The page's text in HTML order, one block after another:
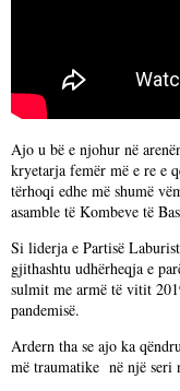
Ajo u bë e njohur në
kryetarja femër më e re e
tërhoqi edhe më shumë
asamble të Kombeve të
Si liderja e Partisë
gjithashtu udhërheqja e
sulmit me armë të vitit
pandemisë.
Ardern tha se ajo ka
më traumatike në një seri